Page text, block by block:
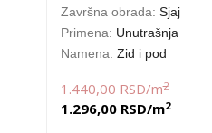
Završna obrada: Sjaj
Primena: Unutrašnja
Namena: Zid i pod
1.440,00RSD/m2
1.296,00 RSD/m2